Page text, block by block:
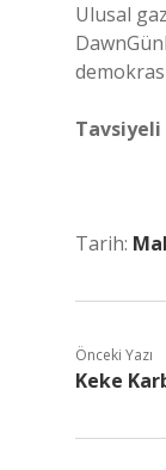
Ulusal
Tavsiyeli
Tarih:
Önceki Yazı
Keke